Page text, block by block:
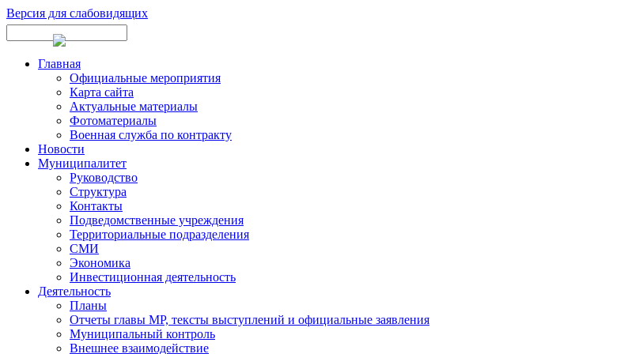
Версия для слабовидящих
Главная
Официальные мероприятия
Карта сайта
Актуальные материалы
Фотоматериалы
Военная служба по контракту
Новости
Муниципалитет
Руководство
Структура
Контакты
Подведомственные учреждения
Территориальные подразделения
СМИ
Экономика
Инвестиционная деятельность
Деятельность
Планы
Отчеты главы МР, тексты выступлений и официальные заявления
Муниципальный контроль
Внешнее взаимодействие